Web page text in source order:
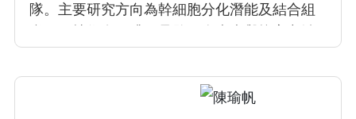
隊。主要研究方向為幹細胞分化潛能及結合組
篇同行評議期刊，包括Gastroenterology、
Journal of Advanced Research、 Free Radical